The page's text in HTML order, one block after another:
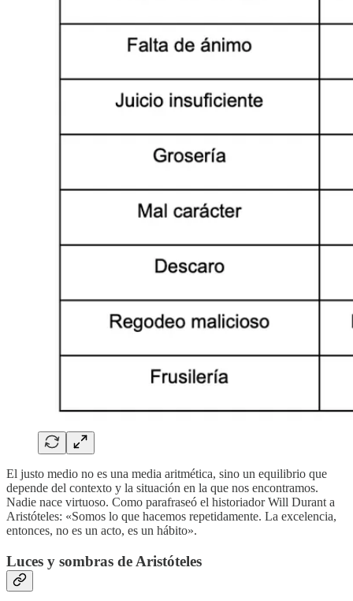
El justo medio no es una media aritmética, sino un equilibrio que
depende del contexto y la situación en la que nos encontramos.
Nadie nace virtuoso. Como parafraseó el historiador Will Durant a
Aristóteles: «Somos lo que hacemos repetidamente. La excelencia,
entonces, no es un acto, es un hábito».
Luces y sombras de Aristóteles